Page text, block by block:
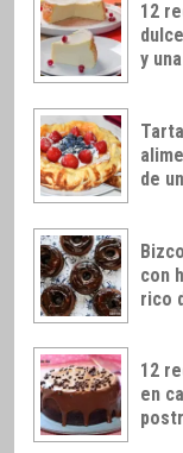
12
y
de
con
rico
12
en